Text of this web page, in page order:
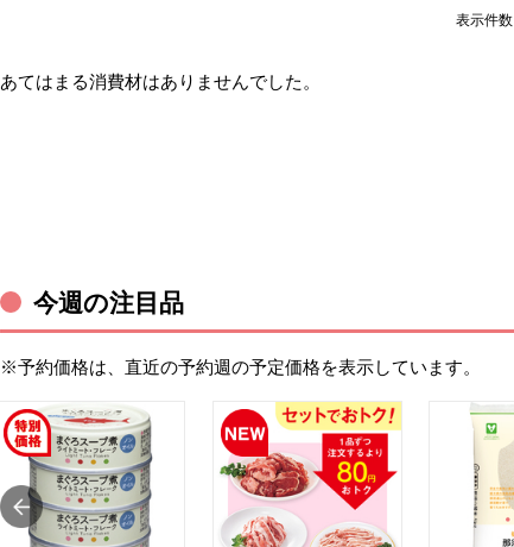
表示件数
あてはまる消費材はありませんでした。
今週の注目品
※予約価格は、直近の予約週の予定価格を表示しています。